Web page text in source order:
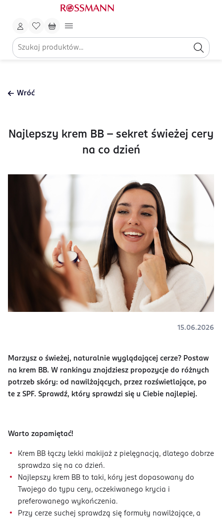
Wróć
Najlepszy krem BB - sekret świeżej cery
na co dzień
15.06.2026
Marzysz o świeżej, naturalnie wyglądającej cerze? Postaw
na krem BB. W rankingu znajdziesz propozycje do różnych
potrzeb skóry: od nawilżających, przez rozświetlające, po
te z SPF. Sprawdź, który sprawdzi się u Ciebie najlepiej.
Warto zapamiętać!
Krem BB łączy lekki makijaż z pielęgnacją, dlatego dobrze
sprawdza się na co dzień.
Najlepszy krem BB to taki, kóry jest dopasowany do
Twojego do typu cery, oczekiwanego krycia i
preferowanego wykończenia.
Przy cerze suchej sprawdzą się formuły nawilżające, a